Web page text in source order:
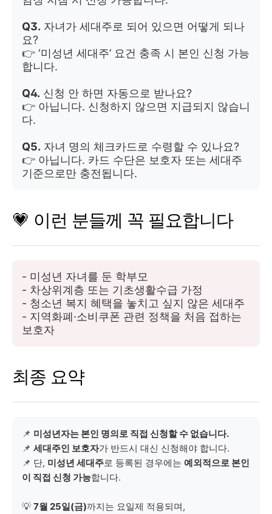
Q3. 자녀가 세대주로 되어 있으면 어떻게 되나
요?
👉 ‘미성년 세대주’ 요건 충족 시 본인 신청 가능
합니다.
Q4. 신청 안 하면 자동으로 받나요?
👉 아닙니다. 신청하지 않으면 지급되지 않습니
다.
Q5. 자녀 명의 체크카드로 수령할 수 있나요?
👉 아닙니다. 카드 수단은 보호자 또는 세대주
기준으로만 충전됩니다.
💗 이런 분들께 꼭 필요합니다
- 미성년 자녀를 둔 학부모
- 차상위계층 또는 기초생활수급 가정
- 청소년 복지 혜택을 놓치고 싶지 않은 세대주
- 지역화폐·소비쿠폰 관련 정책을 처음 접하는
보호자
최종 요약
📌 미성년자는 본인 명의로 직접 신청할 수 없습니다.
📌 세대주인 보호자가 반드시 대신 신청해야 합니다.
📌 단, 미성년 세대주로 등록된 경우에는 예외적으로 본인
이 직접 신청 가능합니다.
💡 7월 25일(금)까지는 요일제 적용되며,